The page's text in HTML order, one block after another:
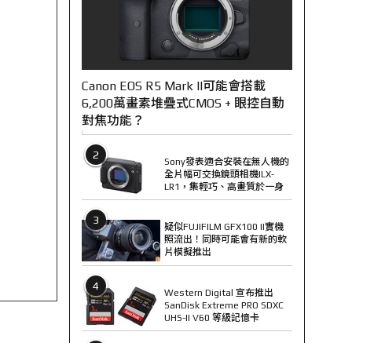
Canon EOS R5 Mark II可能會搭載
6,200萬畫素堆疊式CMOS + 眼控自動
對焦功能？
2
Sony發表適合安裝在無人機的
全片幅可交換鏡頭相機ILX-
LR1，集輕巧、高畫質於一身
3
疑似FUJIFILM GFX100 II實機
照流出！同時可能會有新的軟
片模擬推出
4
Western Digital 宣布推出
SanDisk Extreme PRO SDXC
UHS-II V60 等級記憶卡